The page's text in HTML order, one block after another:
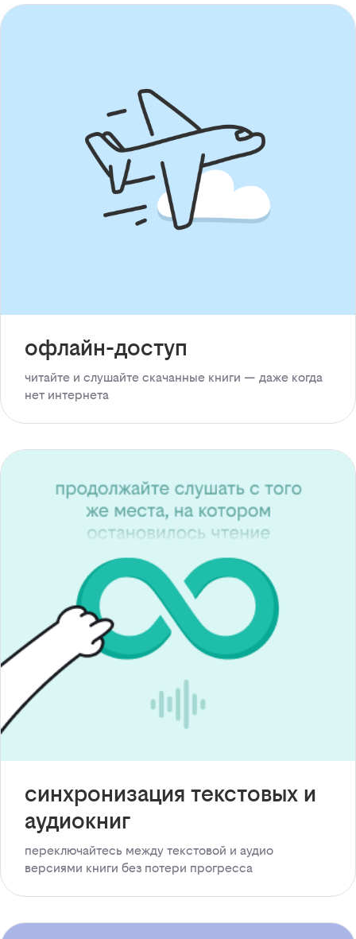
офлайн-доступ
читайте и слушайте скачанные книги — даже когда
нет интернета
синхронизация текстовых и
аудиокниг
переключайтесь между текстовой и аудио
версиями книги без потери прогресса